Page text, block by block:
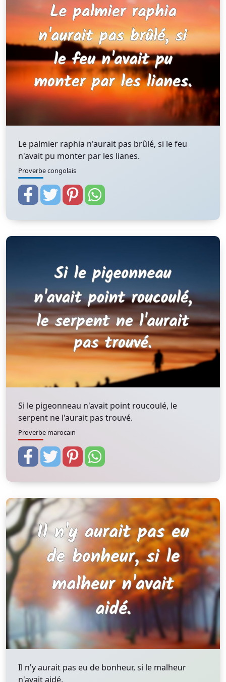
Le palmier raphia n'aurait pas brûlé, si le feu
n'avait pu monter par les lianes.
Proverbe congolais
Si le pigeonneau n'avait point roucoulé, le
serpent ne l'aurait pas trouvé.
Proverbe marocain
Il n'y aurait pas eu de bonheur, si le malheur
n'avait aidé.